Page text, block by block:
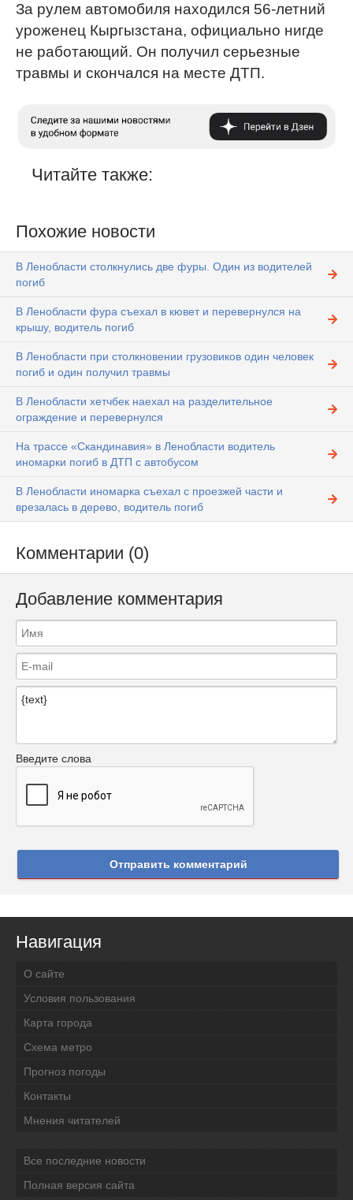
За рулем автомобиля находился 56-летний
уроженец Кыргызстана, официально нигде
не работающий. Он получил серьезные
травмы и скончался на месте ДТП.
Читайте также:
Похожие новости
В Ленобласти столкнулись две фуры. Один из водителей
погиб
В Ленобласти фура съехал в кювет и перевернулся на
крышу, водитель погиб
В Ленобласти при столкновении грузовиков один человек
погиб и один получил травмы
В Ленобласти хетчбек наехал на разделительное
ограждение и перевернулся
На трассе «Скандинавия» в Ленобласти водитель
иномарки погиб в ДТП с автобусом
В Ленобласти иномарка съехал с проезжей части и
врезалась в дерево, водитель погиб
Комментарии (0)
Добавление комментария
Введите слова
Отправить комментарий
Навигация
О сайте
Условия пользования
Карта города
Схема метро
Прогноз погоды
Контакты
Мнения читателей
Все последние новости
Полная версия сайта